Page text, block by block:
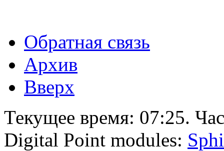
Обратная связь
Архив
Вверх
Текущее время: 07:25.
Digital Point modules: